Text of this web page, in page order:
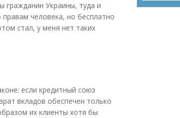
гражданин Украины, туда и
человека, но бесплатно
стал, у меня нет таких
если кредитный союз
вкладов обеспечен только
их клиенты хотя бы